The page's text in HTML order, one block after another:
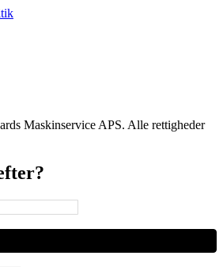
Maskinservice APS. Alle rettigheder